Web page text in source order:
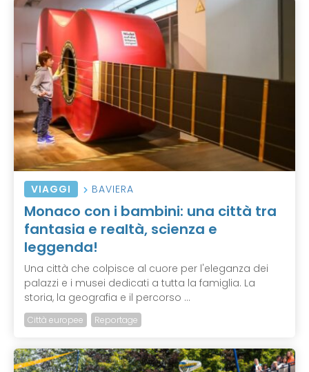
VIAGGI BAVIERA
Monaco con i bambini: una città tra
fantasia e realtà, scienza e
leggenda!
Una città che colpisce al cuore per l'eleganza dei
palazzi e i musei dedicati a tutta la famiglia. La
storia, la geografia e il percorso ...
Città europee Reportage